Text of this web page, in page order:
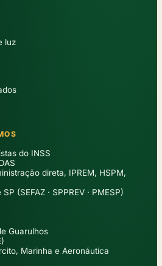
luz
do INSS
direta, IPREM, HSPM,
(SEFAZ · SPPREV · PMESP)
Guarulhos
Marinha e Aeronáutica